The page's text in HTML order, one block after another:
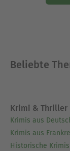
sur mesure.
d'illustrations
vous offrir
Beliebte
Krimi & Thriller
Krimis aus
Krimis aus
Historische Krimis